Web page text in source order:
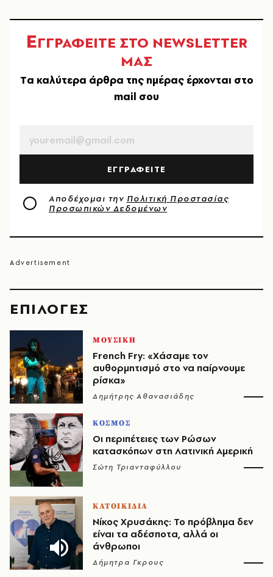
EΠΙΛΟΓΈΣ
ΜΟΥΣΙΚΗ
French Fry: «Χάσαμε τον
αυθορμητισμό στο να παίρνουμε
ρίσκα»
Δημήτρης Αθανασιάδης
ΚΟΣΜΟΣ
Οι περιπέτειες των Ρώσων
κατασκόπων στη Λατινική Αμερική
Σώτη Τριανταφύλλου
ΚΑΤΟΙΚΙΔΙΑ
Νίκος Χρυσάκης: Το πρόβλημα δεν
είναι τα αδέσποτα, αλλά οι
άνθρωποι
Δήμητρα Γκρους
ΕΓΓΡΑΦΕΙΤΕ ΣΤΟ NEWSLETTER
ΜΑΣ
Tα καλύτερα άρθρα της ημέρας έρχονται στο
mail σου
ΕΓΓΡΑΦΕΙΤΕ
Αποδέχομαι την Πολιτική Προστασίας
Προσωπικών Δεδομένων